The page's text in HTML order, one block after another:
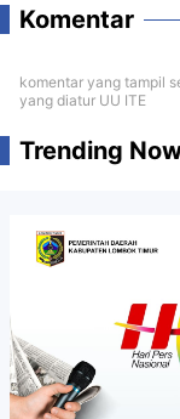
Komentar
komentar yang tampil
yang diatur UU ITE
Trending